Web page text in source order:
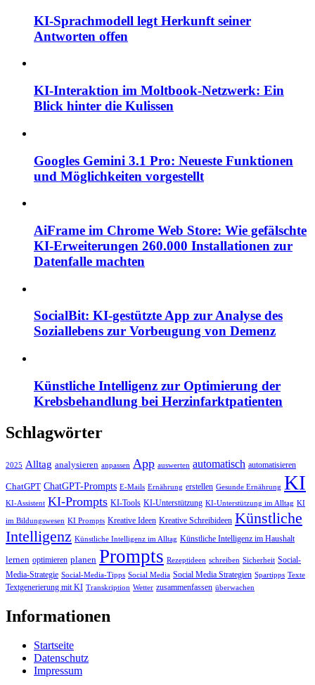
KI-Sprachmodell legt Herkunft seiner
Antworten offen
KI-Interaktion im Moltbook-Netzwerk: Ein
Blick hinter die Kulissen
Googles Gemini 3.1 Pro: Neueste Funktionen
und Möglichkeiten vorgestellt
AiFrame im Chrome Web Store: Wie gefälschte
KI-Erweiterungen 260.000 Installationen zur
Datenfalle machten
SocialBit: KI-gestützte App zur Analyse des
Soziallebens zur Vorbeugung von Demenz
Künstliche Intelligenz zur Optimierung der
Krebsbehandlung bei Herzinfarktpatienten
Schlagwörter
2025 Alltag analysieren anpassen App auswerten automatisch automatisieren
ChatGPT ChatGPT-Prompts E-Mails Ernährung erstellen Gesunde Ernährung KI
KI-Assistent KI-Prompts KI-Tools KI-Unterstützung KI-Unterstützung im Alltag KI
im Bildungswesen KI Prompts Kreative Ideen Kreative Schreibideen Künstliche
Intelligenz Künstliche Intelligenz im Alltag Künstliche Intelligenz im Haushalt
lernen optimieren planen Prompts Rezeptideen schreiben Sicherheit Social-
Media-Strategie Social-Media-Tipps Social Media Social Media Strategien Spartipps Texte
Textgenerierung mit KI Transkription Wetter zusammenfassen überwachen
Informationen
Startseite
Datenschutz
Impressum